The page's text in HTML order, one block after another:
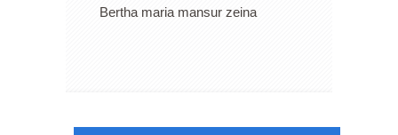
Bertha maria mansur zeina